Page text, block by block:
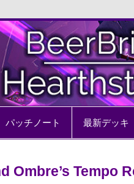
Hearthstone
報サイト
パッチノート 最新デッキ
Ombre’s Tempo